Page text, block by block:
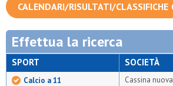
CALENDARI/RISULTATI/CLASSIFICHE
Effettua la ricerca
SPORT
Calcio a 11
SOCIETÀ
Cassina nuova